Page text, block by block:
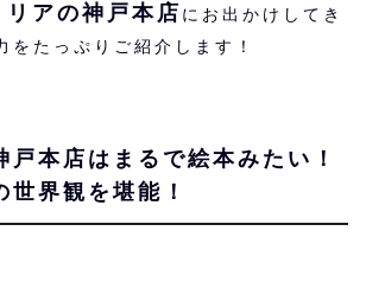
リアの神戸本店 にお出かけしてき
をたっぷりご紹介します！
戸本店はまるで絵本みたい！
世界観を堪能！